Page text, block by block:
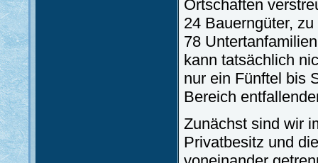
Ortschaften
24 Bauerngüter,
78
kann tatsächlich
nur ein Fünftel bis
Bereich
Zunächst sind wir
Privatbesitz und